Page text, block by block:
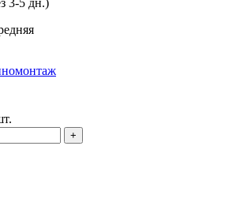
+